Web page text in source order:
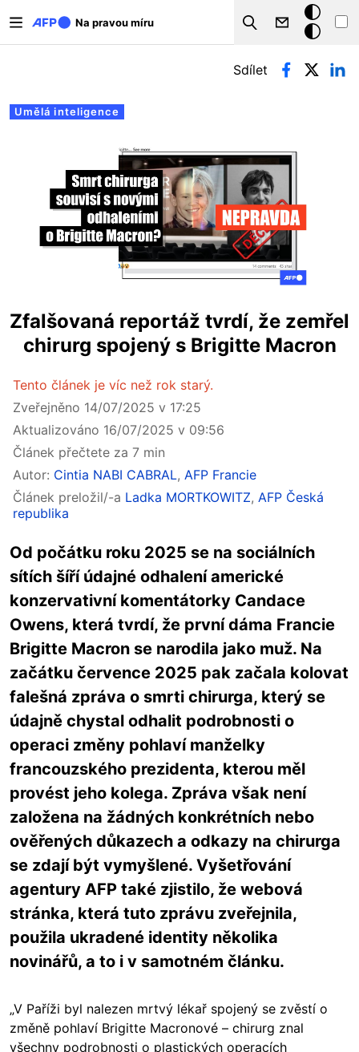
Na pravou míru
Search
Tmavý
režim
Hlavní záložky
Umělá inteligence
Sdílet
Zfalšovaná reportáž tvrdí, že zemřel
chirurg spojený s Brigitte Macron
Tento článek je víc než rok starý.
Zveřejněno 14/07/2025 v 17:25
Aktualizováno 16/07/2025 v 09:56
Článek přečtete za 7 min
Autor: Cintia NABI CABRAL, AFP Francie
Článek preložil/-a Ladka MORTKOWITZ, AFP Česká
republika
Od počátku roku 2025 se na sociálních
sítích šíří údajné odhalení americké
konzervativní komentátorky Candace
Owens, která tvrdí, že první dáma Francie
Brigitte Macron se narodila jako muž. Na
začátku července 2025 pak začala kolovat
falešná zpráva o smrti chirurga, který se
údajně chystal odhalit podrobnosti o
operaci změny pohlaví manželky
francouzského prezidenta, kterou měl
provést jeho kolega. Zpráva však není
založena na žádných konkrétních nebo
ověřených důkazech a odkazy na chirurga
se zdají být vymyšlené. Vyšetřování
agentury AFP také zjistilo, že webová
stránka, která tuto zprávu zveřejnila,
použila ukradené identity několika
novinářů, a to i v samotném článku.
„V Paříži byl nalezen mrtvý lékař spojený se zvěstí o
změně pohlaví Brigitte Macronové – chirurg znal
všechny podrobnosti o plastických operacích